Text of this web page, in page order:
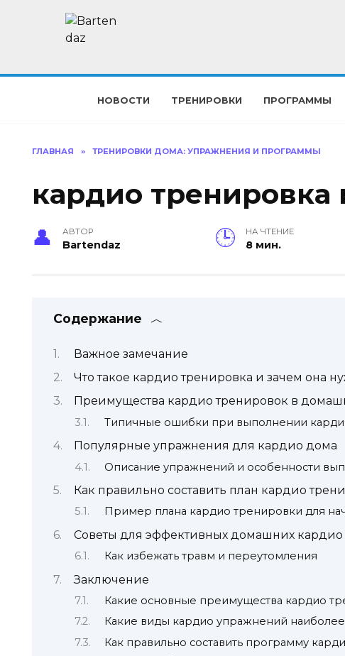
содержанию
НОВОСТИ ТРЕНИРОВКИ ПРОГРАММЫ
ГЛАВНАЯ » ТРЕНИРОВКИ ДОМА: УПРАЖНЕНИЯ И ПРОГРАММЫ
кардио
АВТОР
Bartendaz
НА ЧТЕНИЕ
8 мин.
Содержание
Важное замечание
Что такое кардио тренировка и зачем она
Преимущества кардио тренировок в
Типичные ошибки при выполнении
Популярные упражнения для кардио дома
Описание упражнений и особенности
Как правильно составить план кардио
Пример плана кардио тренировки для
Советы для эффективных домашних кардио
Как избежать травм и переутомления
Заключение
Какие основные преимущества кардио
Какие виды кардио упражнений
Как правильно составить программу